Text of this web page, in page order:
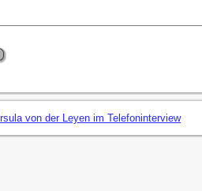
von der Leyen im Telefoninterview